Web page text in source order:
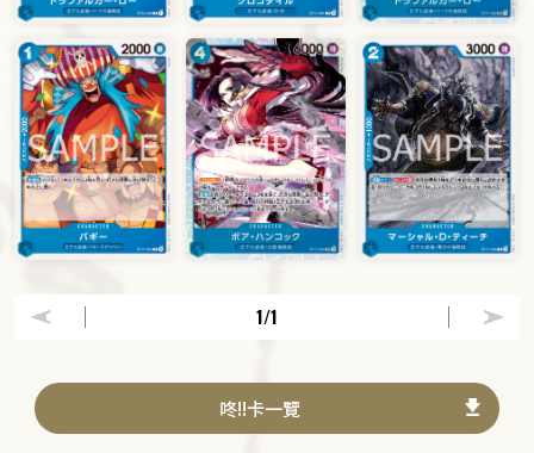
1/1
咚!!卡一覽